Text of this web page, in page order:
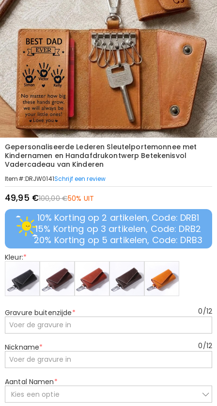
Gepersonaliseerde Lederen Sleutelportemonnee met
Kindernamen en Handafdrukontwerp Betekenisvol
Vadercadeau van Kinderen
Item#:DRJW0141Schrijf een review
49,95 €100,00 €50% UIT
10% Korting op 2 artikelen, Code: DRB1
15% Korting op 3 artikelen, Code: DRB2
20% Korting op 5 artikelen, Code: DRB3
Kleur:*
Gravure buitenzijde* 0/12
Nickname* 0/12
Aantal Namen*
Kies een optie